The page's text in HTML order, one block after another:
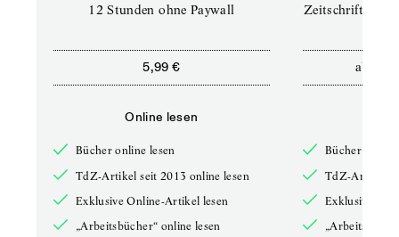
12 Stunden ohne Paywall
5,99 €
Online lesen
Bücher online lesen
TdZ-Artikel seit 2013 online lesen
Exklusive Online-Artikel lesen
„Arbeitsbücher“ online lesen
Zeitschriften
ab
Bücher online
TdZ-Artikel
Exklusive